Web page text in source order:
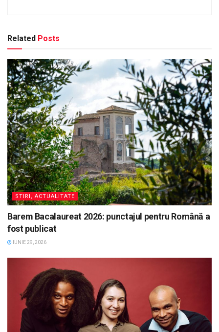
Related Posts
STIRI, ACTUALITATE
Barem Bacalaureat 2026: punctajul pentru Română a
fost publicat
IUNIE 29, 2026